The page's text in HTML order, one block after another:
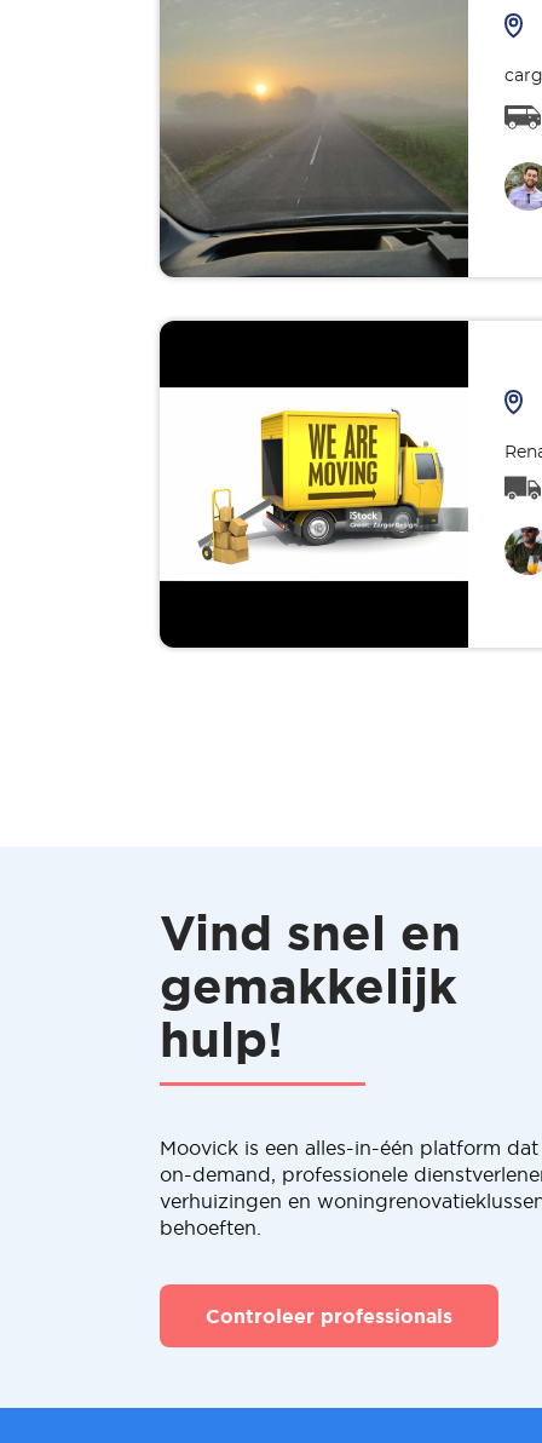
Vind snel en
gemakkelijk
hulp!
Moovick is een alles-in-één platform
on-demand, professionele
verhuizingen en
behoeften.
Controleer professionals